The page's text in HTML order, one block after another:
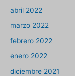
abril 2022
marzo 2022
febrero 2022
enero 2022
diciembre 2021